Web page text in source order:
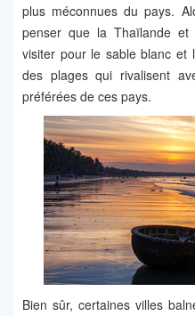
plus méconnues du pays.
penser que la Thaïlande
visiter pour le sable blanc et
des plages qui rivalisent
préférées de ces pays.
Bien sûr, certaines villes